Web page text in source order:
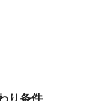
り条件